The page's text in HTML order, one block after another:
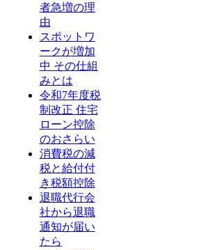
者急増の理
由
スポットワ
ークが増加
中 その仕組
みとは
令和7年度税
制改正 住宅
ローン控除
のおさらい
消費税の減
税と給付付
き税額控除
退職代行会
社から退職
通知が届い
たら